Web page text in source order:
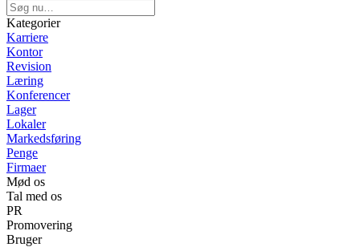
Kategorier
Karriere
Kontor
Revision
Læring
Konferencer
Lager
Lokaler
Markedsføring
Penge
Firmaer
Mød os
Tal med os
PR
Promovering
Bruger